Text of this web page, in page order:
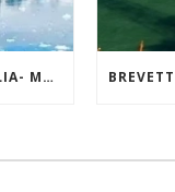
BREVETTO DEL MESE ITALIA- MAGGIO 2025